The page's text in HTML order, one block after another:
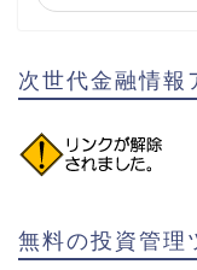
次世代金融情報
無料の投資管理